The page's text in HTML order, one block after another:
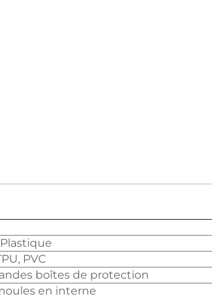
PVC
boîtes de protection
en interne